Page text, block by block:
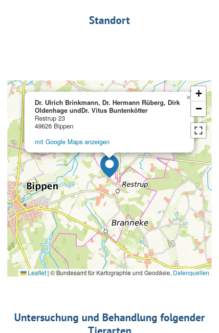
Standort
Dr. Ulrich Brinkmann, Dr. Hermann Rüberg, Dirk
Oldenhage undDr. Vitus Buntenkötter
Restrup 23
49626 Bippen
mit Google Maps anzeigen
×
+
−
Leaflet | © Bundesamt für Kartographie und Geodäsie, Datenquellen
Untersuchung und Behandlung folgender